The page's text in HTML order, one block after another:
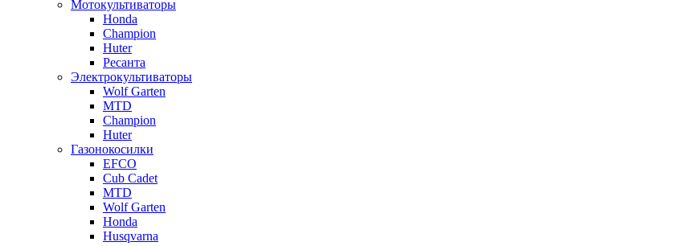
Мотокультиваторы
Honda
Champion
Huter
Ресанта
Электрокультиваторы
Wolf Garten
MTD
Champion
Huter
Газонокосилки
EFCO
Cub Cadet
MTD
Wolf Garten
Honda
Husqvarna